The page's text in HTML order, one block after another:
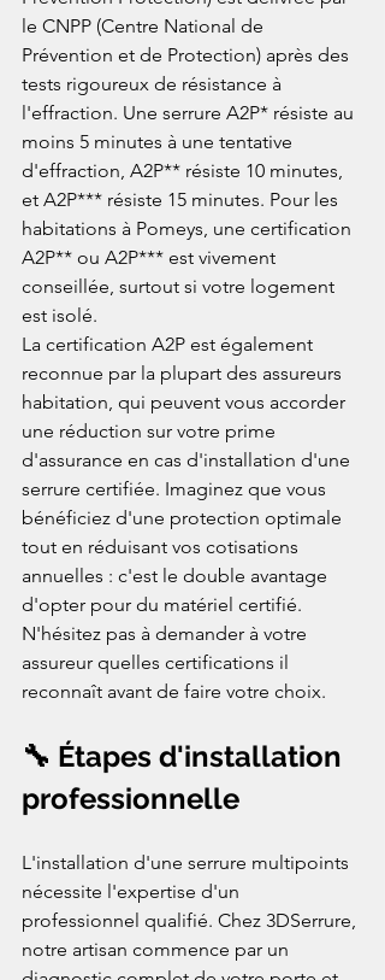
le CNPP (Centre National de
Prévention et de Protection) après des
tests rigoureux de résistance à
l'effraction. Une serrure A2P* résiste au
moins 5 minutes à une tentative
d'effraction, A2P** résiste 10 minutes,
et A2P*** résiste 15 minutes. Pour les
habitations à Pomeys, une certification
A2P** ou A2P*** est vivement
conseillée, surtout si votre logement
est isolé.
La certification A2P est également
reconnue par la plupart des assureurs
habitation, qui peuvent vous accorder
une réduction sur votre prime
d'assurance en cas d'installation d'une
serrure certifiée. Imaginez que vous
bénéficiez d'une protection optimale
tout en réduisant vos cotisations
annuelles : c'est le double avantage
d'opter pour du matériel certifié.
N'hésitez pas à demander à votre
assureur quelles certifications il
reconnaît avant de faire votre choix.
🔧 Étapes d'installation
professionnelle
L'installation d'une serrure multipoints
nécessite l'expertise d'un
professionnel qualifié. Chez 3DSerrure,
notre artisan commence par un